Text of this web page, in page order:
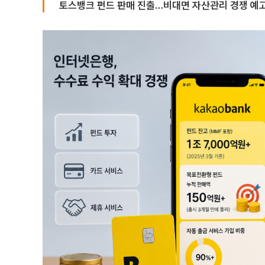
토스뱅크 펀드 판매 진출…비대면 자산관리 경쟁 예